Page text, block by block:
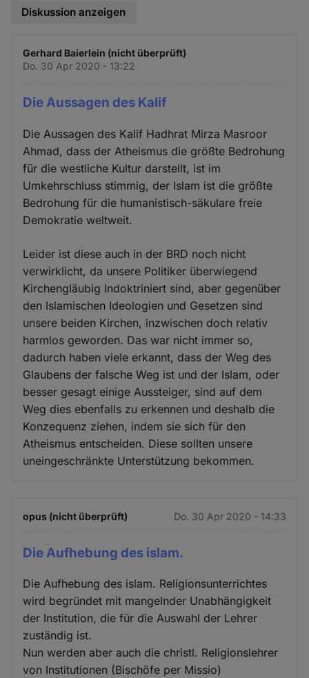
Diskussion anzeigen
Gerhard Baierlein (nicht überprüft)
Do. 30 Apr 2020 - 13:22
Die Aussagen des Kalif
Die Aussagen des Kalif Hadhrat Mirza Masroor
Ahmad, dass der Atheismus die größte Bedrohung
für die westliche Kultur darstellt, ist im
Umkehrschluss stimmig, der Islam ist die größte
Bedrohung für die humanistisch-säkulare freie
Demokratie weltweit.
Leider ist diese auch in der BRD noch nicht
verwirklicht, da unsere Politiker überwiegend
Kirchengläubig Indoktriniert sind, aber gegenüber
den Islamischen Ideologien und Gesetzen sind
unsere beiden Kirchen, inzwischen doch relativ
harmlos geworden. Das war nicht immer so,
dadurch haben viele erkannt, dass der Weg des
Glaubens der falsche Weg ist und der Islam, oder
besser gesagt einige Aussteiger, sind auf dem
Weg dies ebenfalls zu erkennen und deshalb die
Konzequenz ziehen, indem sie sich für den
Atheismus entscheiden. Diese sollten unsere
uneingeschränkte Unterstützung bekommen.
opus (nicht überprüft) Do. 30 Apr 2020 - 14:33
Die Aufhebung des islam.
Die Aufhebung des islam. Religionsunterrichtes
wird begründet mit mangelnder Unabhängigkeit
der Institution, die für die Auswahl der Lehrer
zuständig ist.
Nun werden aber auch die christl. Religionslehrer
von Institutionen (Bischöfe per Missio)